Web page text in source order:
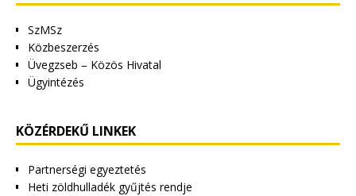
SzMSz
Közbeszerzés
Üvegzseb – Közös Hivatal
Ügyintézés
KÖZÉRDEKŰ LINKEK
Partnerségi egyeztetés
Heti zöldhulladék gyűjtés rendje